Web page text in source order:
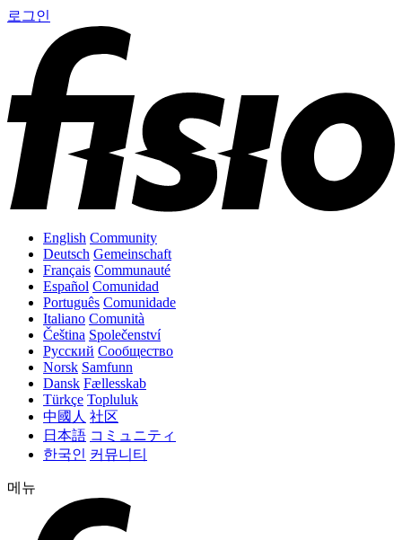
로그인
English Community
Deutsch Gemeinschaft
Français Communauté
Español Comunidad
Português Comunidade
Italiano Comunità
Čeština Společenství
Русский Сообщество
Norsk Samfunn
Dansk Fællesskab
Türkçe Topluluk
中國人 社区
日本語 コミュニティ
한국인 커뮤니티
메뉴